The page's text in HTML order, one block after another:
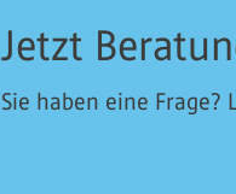
Jetzt
Sie haben eine Frage?